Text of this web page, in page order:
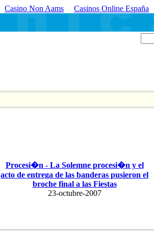
Casino Non Aams Casinos Online España
Procesi�n - La Solemne procesi�n y el
acto de entrega de las banderas pusieron el
broche final a las Fiestas
23-octubre-2007